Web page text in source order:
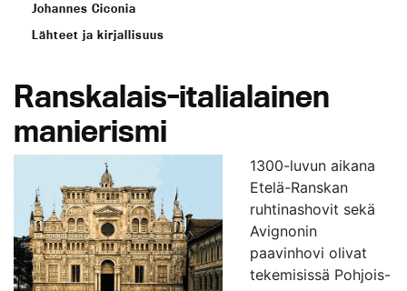
Johannes Ciconia
Lähteet ja kirjallisuus
Ranskalais-italialainen
manierismi
1300-luvun aikana
Etelä-Ranskan
ruhtinashovit sekä
Avignonin
paavinhovi olivat
tekemisissä Pohjois-